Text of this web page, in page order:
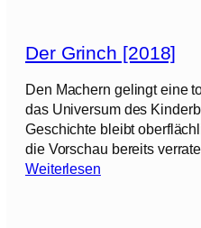
i
y
2
[
2
A
d
a
m
s
F
Der Grinch [2018]
Den Machern gelingt eine
das Universum des
Geschichte bleibt
die Vorschau bereits
Weiterlesen: